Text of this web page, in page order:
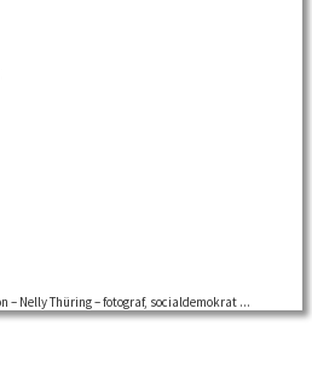
riksdagskvinnorna som intog sina platser i
Nelly Thüring – fotograf, socialdemokrat ...